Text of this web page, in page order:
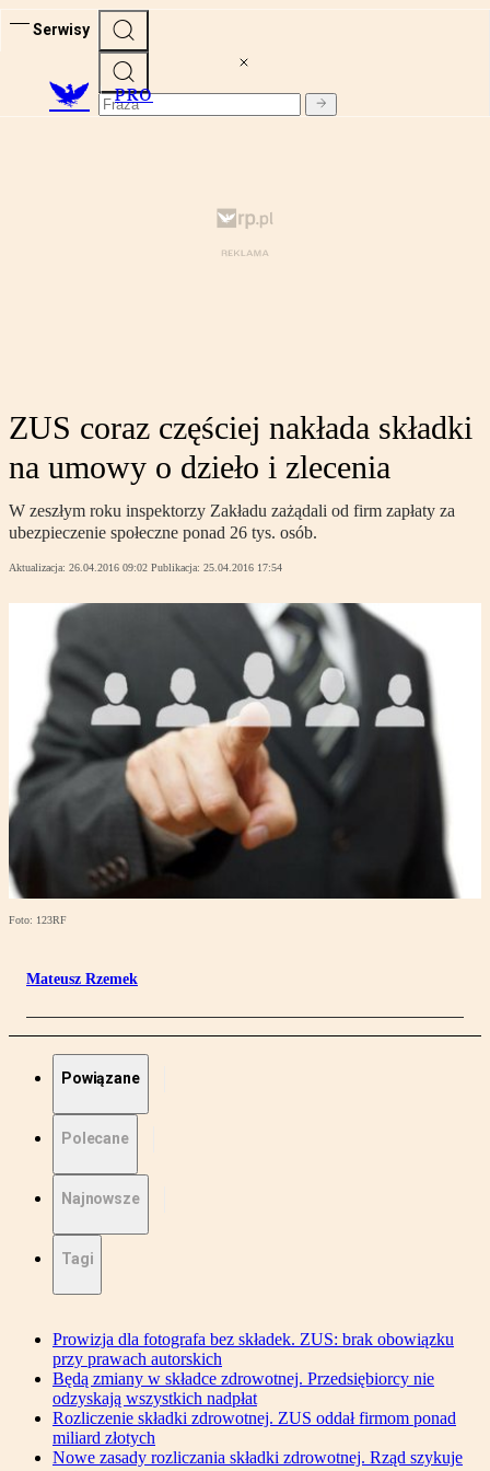
Serwisy
PRO
ZUS coraz częściej nakłada składki
na umowy o dzieło i zlecenia
W zeszłym roku inspektorzy Zakładu zażądali od firm zapłaty za
ubezpieczenie społeczne ponad 26 tys. osób.
Aktualizacja: 26.04.2016 09:02 Publikacja: 25.04.2016 17:54
Foto: 123RF
Mateusz Rzemek
Powiązane
Polecane
Najnowsze
Tagi
Prowizja dla fotografa bez składek. ZUS: brak obowiązku
przy prawach autorskich
Będą zmiany w składce zdrowotnej. Przedsiębiorcy nie
odzyskają wszystkich nadpłat
Rozliczenie składki zdrowotnej. ZUS oddał firmom ponad
miliard złotych
Nowe zasady rozliczania składki zdrowotnej. Rząd szykuje